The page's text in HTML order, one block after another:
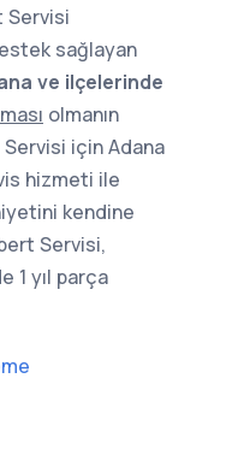
Servisi
sağlayan
ve ilçelerinde
olmanın
için Adana
hizmeti ile
kendine
Servisi,
1 yıl parça